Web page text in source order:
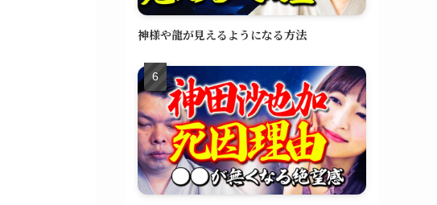
神様や龍が見えるようになる方法